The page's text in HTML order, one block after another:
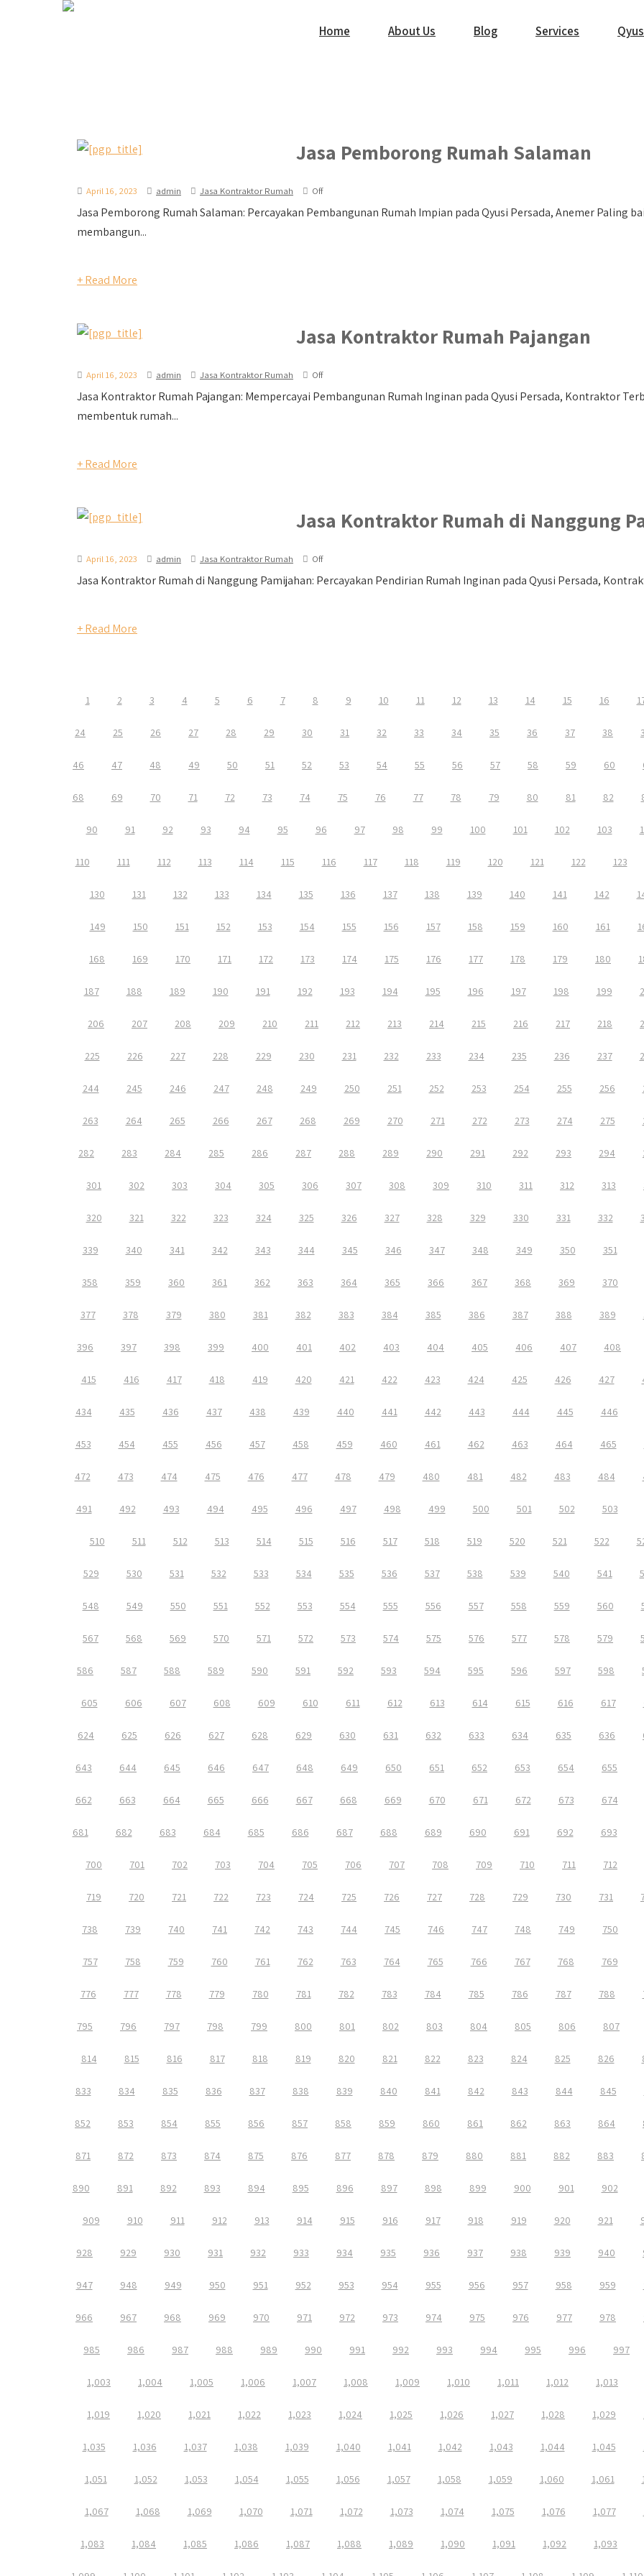
Home About Us Blog Services
Jasa Pemborong Rumah Salaman
April 16, 2023 admin Jasa Kontraktor Rumah Off
Jasa Pemborong Rumah Salaman: Percayakan Pembangunan Rumah Impian pada Qyusi Persada, Anemer Paling
membangun...
+ Read More
Jasa Kontraktor Rumah Pajangan
April 16, 2023 admin Jasa Kontraktor Rumah Off
Jasa Kontraktor Rumah Pajangan: Mempercayai Pembangunan Rumah Inginan pada Qyusi Persada, Kontraktor
membentuk rumah...
+ Read More
Jasa Kontraktor Rumah di Nanggung
April 16, 2023 admin Jasa Kontraktor Rumah Off
Jasa Kontraktor Rumah di Nanggung Pamijahan: Percayakan Pendirian Rumah Inginan pada Qyusi Persada,
+ Read More
1 2 3 4 5 6 7 8 9 10 11 12 13 14 15 16
24 25 26 27 28 29 30 31 32 33 34 35 36 37 38
46 47 48 49 50 51 52 53 54 55 56 57 58 59 60
68 69 70 71 72 73 74 75 76 77 78 79 80 81 82
90 91 92 93 94 95 96 97 98 99 100 101 102 103
110 111 112 113 114 115 116 117 118 119 120 121 122 123
130 131 132 133 134 135 136 137 138 139 140 141 142
149 150 151 152 153 154 155 156 157 158 159 160 161
168 169 170 171 172 173 174 175 176 177 178 179 180
187 188 189 190 191 192 193 194 195 196 197 198 199
206 207 208 209 210 211 212 213 214 215 216 217 218
225 226 227 228 229 230 231 232 233 234 235 236 237
244 245 246 247 248 249 250 251 252 253 254 255 256
263 264 265 266 267 268 269 270 271 272 273 274 275
282 283 284 285 286 287 288 289 290 291 292 293 294
301 302 303 304 305 306 307 308 309 310 311 312 313
320 321 322 323 324 325 326 327 328 329 330 331 332
339 340 341 342 343 344 345 346 347 348 349 350 351
358 359 360 361 362 363 364 365 366 367 368 369 370
377 378 379 380 381 382 383 384 385 386 387 388 389
396 397 398 399 400 401 402 403 404 405 406 407 408
415 416 417 418 419 420 421 422 423 424 425 426 427
434 435 436 437 438 439 440 441 442 443 444 445 446
453 454 455 456 457 458 459 460 461 462 463 464 465
472 473 474 475 476 477 478 479 480 481 482 483 484
491 492 493 494 495 496 497 498 499 500 501 502 503
510 511 512 513 514 515 516 517 518 519 520 521 522
529 530 531 532 533 534 535 536 537 538 539 540 541
548 549 550 551 552 553 554 555 556 557 558 559 560
567 568 569 570 571 572 573 574 575 576 577 578 579
586 587 588 589 590 591 592 593 594 595 596 597 598
605 606 607 608 609 610 611 612 613 614 615 616 617
624 625 626 627 628 629 630 631 632 633 634 635 636
643 644 645 646 647 648 649 650 651 652 653 654 655
662 663 664 665 666 667 668 669 670 671 672 673 674
681 682 683 684 685 686 687 688 689 690 691 692 693
700 701 702 703 704 705 706 707 708 709 710 711 712
719 720 721 722 723 724 725 726 727 728 729 730 731
738 739 740 741 742 743 744 745 746 747 748 749 750
757 758 759 760 761 762 763 764 765 766 767 768 769
776 777 778 779 780 781 782 783 784 785 786 787 788
795 796 797 798 799 800 801 802 803 804 805 806 807
814 815 816 817 818 819 820 821 822 823 824 825 826
833 834 835 836 837 838 839 840 841 842 843 844 845
852 853 854 855 856 857 858 859 860 861 862 863 864
871 872 873 874 875 876 877 878 879 880 881 882 883
890 891 892 893 894 895 896 897 898 899 900 901 902
909 910 911 912 913 914 915 916 917 918 919 920 921
928 929 930 931 932 933 934 935 936 937 938 939 940
947 948 949 950 951 952 953 954 955 956 957 958 959
966 967 968 969 970 971 972 973 974 975 976 977 978
985 986 987 988 989 990 991 992 993 994 995 996 997
1,003 1,004 1,005 1,006 1,007 1,008 1,009 1,010 1,011 1,012 1,013
1,019 1,020 1,021 1,022 1,023 1,024 1,025 1,026 1,027 1,028 1,029
1,035 1,036 1,037 1,038 1,039 1,040 1,041 1,042 1,043 1,044 1,045
1,051 1,052 1,053 1,054 1,055 1,056 1,057 1,058 1,059 1,060 1,061
1,067 1,068 1,069 1,070 1,071 1,072 1,073 1,074 1,075 1,076 1,077
1,083 1,084 1,085 1,086 1,087 1,088 1,089 1,090 1,091 1,092 1,093